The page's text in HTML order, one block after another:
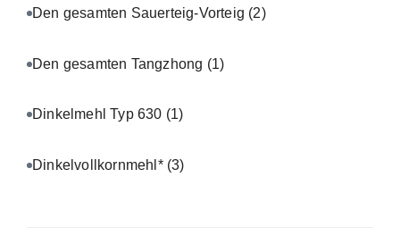
Den gesamten Sauerteig-Vorteig (2)
Den gesamten Tangzhong (1)
Dinkelmehl Typ 630 (1)
Dinkelvollkornmehl* (3)